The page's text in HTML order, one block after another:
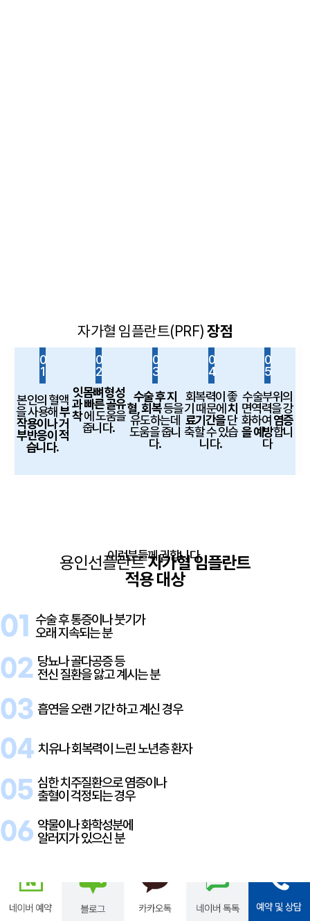
자가혈 임플란트(PRF) 장점
0
1
본인의 혈액
을사용해부
작용이나거
부반응이 적
습니다.
0
2
잇몸뼈 형성
과빠른 골유
착에도움을
줍니다.
0
3
수술 후 지
혈,회복등을
유도하는데
도움을 줍니
다.
0
4
회복력이 좋
기 때문에치
료기간을단
축할 수 있습
니다.
0
5
수술부위의
면역력을 강
화하여 염증
을 예방합니
다
이런분들께 권합니다.
용인선플란트자가혈 임플란트
적용 대상
01
수술 후 통증이나 붓기가
오래 지속되는 분
02 당뇨나 골다공증 등
전신 질환을 앓고 계시는 분
03 흡연을 오랜 기간 하고 계신 경우
04 치유나 회복력이 느린 노년층 환자
05 심한 치주질환으로 염증이나
출혈이 걱정되는 경우
06 약물이나 화학성분에
알러지가 있으신 분
치아교정 SUN DENTAL CLINIC